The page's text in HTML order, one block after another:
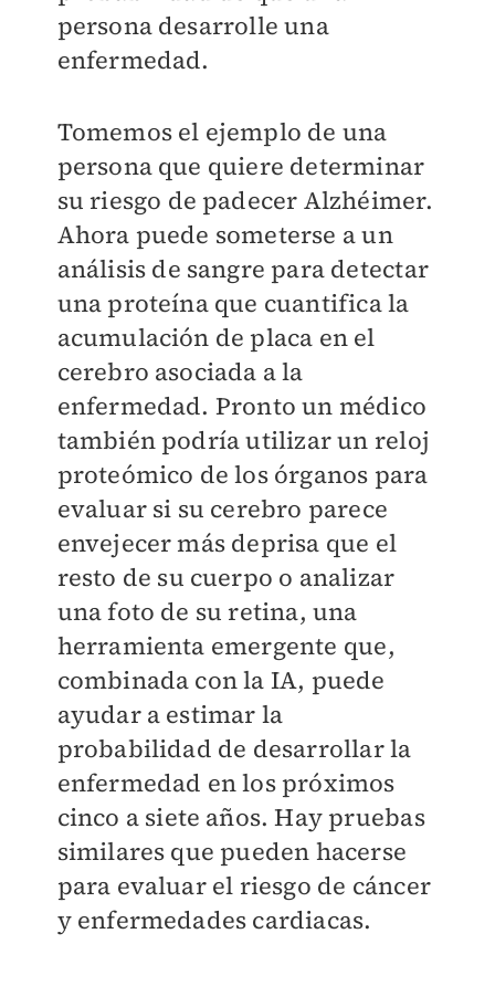
persona desarrolle una
enfermedad.
Tomemos el ejemplo de una
persona que quiere determinar
su riesgo de padecer Alzhéimer.
Ahora puede someterse a un
análisis de sangre para detectar
una proteína que cuantifica la
acumulación de placa en el
cerebro asociada a la
enfermedad. Pronto un médico
también podría utilizar un reloj
proteómico de los órganos para
evaluar si su cerebro parece
envejecer más deprisa que el
resto de su cuerpo o analizar
una foto de su retina, una
herramienta emergente que,
combinada con la IA, puede
ayudar a estimar la
probabilidad de desarrollar la
enfermedad en los próximos
cinco a siete años. Hay pruebas
similares que pueden hacerse
para evaluar el riesgo de cáncer
y enfermedades cardiacas.